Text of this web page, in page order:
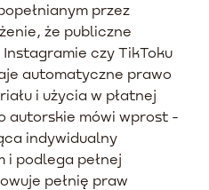
przez
że publiczne
czy TikToku
automatyczne prawo
i użycia w płatnej
autorskie mówi wprost -
indywidualny
podlega pełnej
pełnię praw